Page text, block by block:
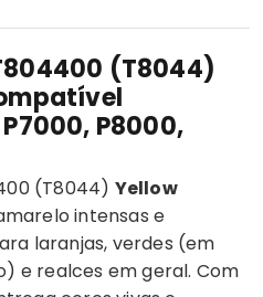
(T8044)
P8000,
(T8044) Yellow
intensas e
laranjas, verdes (em
e realces em geral. Com